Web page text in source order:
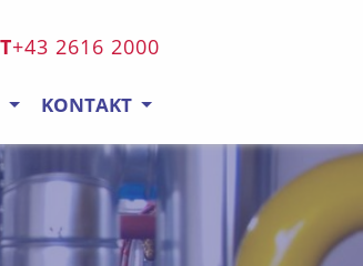
KONTAKT
+43 2616 2000